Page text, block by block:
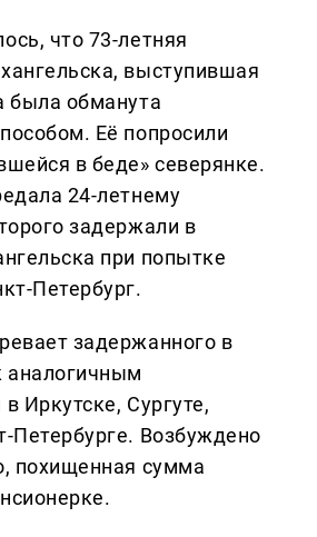
что 73-летняя
выступившая
была обманута
Её попросили
в беде» северянке.
24-летнему
задержали в
при попытке
Петербург.
задержанного в
аналогичным
Иркутске, Сургуте,
Петербурге. Возбуждено
похищенная сумма